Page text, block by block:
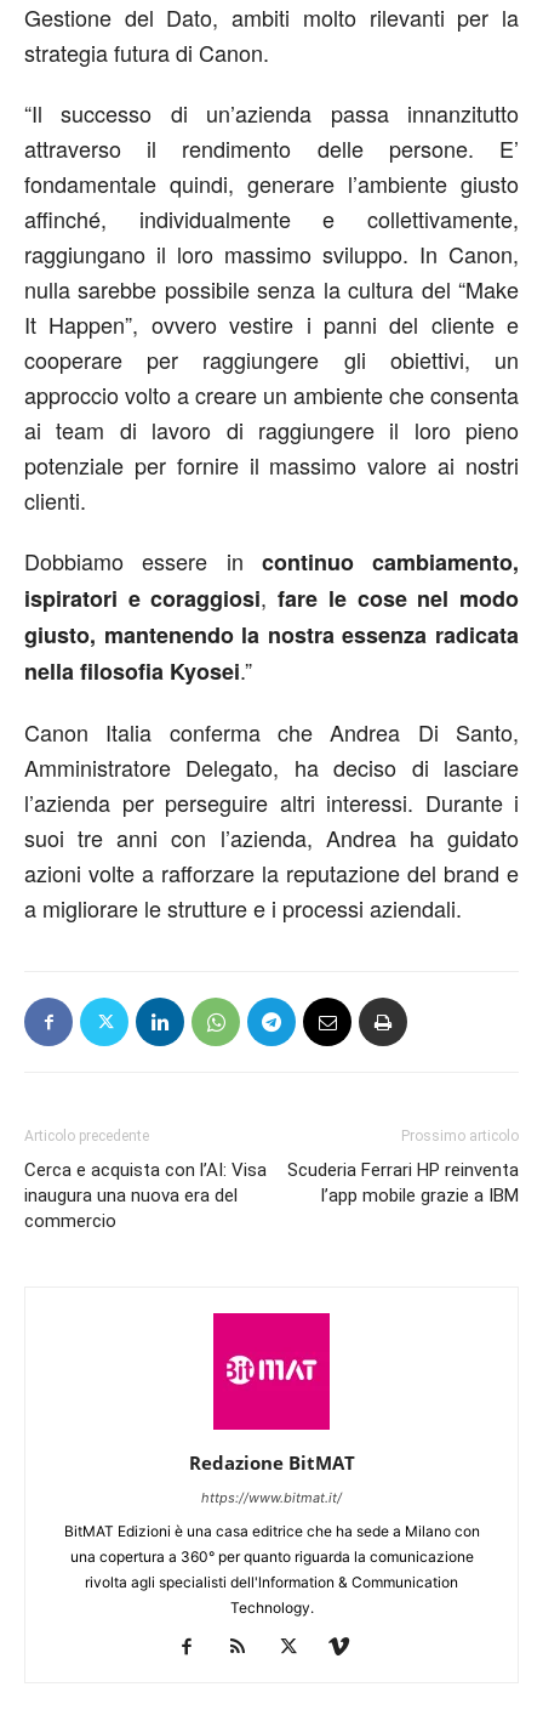
Gestione del Dato, ambiti molto rilevanti per la
strategia futura di Canon.
“Il successo di un’azienda passa innanzitutto
attraverso il rendimento delle persone. E’
fondamentale quindi, generare l’ambiente giusto
affinché, individualmente e collettivamente,
raggiungano il loro massimo sviluppo. In Canon,
nulla sarebbe possibile senza la cultura del “Make
It Happen”, ovvero vestire i panni del cliente e
cooperare per raggiungere gli obiettivi, un
approccio volto a creare un ambiente che consenta
ai team di lavoro di raggiungere il loro pieno
potenziale per fornire il massimo valore ai nostri
clienti.
Dobbiamo essere in continuo cambiamento,
ispiratori e coraggiosi,fare le cose nel modo
giusto, mantenendo la nostra essenza radicata
nella filosofia Kyosei.”
Canon Italia conferma che Andrea Di Santo,
Amministratore Delegato, ha deciso di lasciare
l’azienda per perseguire altri interessi. Durante i
suoi tre anni con l’azienda, Andrea ha guidato
azioni volte a rafforzare la reputazione del brand e
a migliorare le strutture e i processi aziendali.
Articolo precedente
Cerca e acquista con l’AI: Visa
inaugura una nuova era del
commercio
Prossimo articolo
Scuderia Ferrari HP reinventa
l’app mobile grazie a IBM
Redazione BitMAT
https://www.bitmat.it/
BitMAT Edizioni è una casa editrice che ha sede a Milano con
una copertura a 360° per quanto riguarda la comunicazione
rivolta agli specialisti dell'lnformation & Communication
Technology.